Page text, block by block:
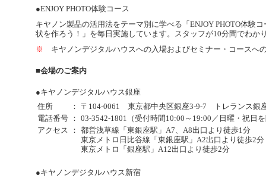
●ENJOY PHOTO体験コース
キヤノン製品の活用法をテーマ別に学べる「ENJOY PHOTO体験
状を作ろう！」を毎日実施しています。スタッフが10分間でわか
※
キヤノンデジタルハウスへの入場およびセミナー・コースへ
■会場のご案内
●キヤノンデジタルハウス銀座
住所
： 〒104-0061 東京都中央区銀座3-9-7 トレランス銀
電話番号 ： 03-3542-1801（受付時間10:00～19:00／日曜・祝日
アクセス
： 都営浅草線「東銀座駅」A7、A8出口より徒歩1分
東京メトロ日比谷線「東銀座駅」A2出口より徒歩2分
東京メトロ「銀座駅」A12出口より徒歩2分
●キヤノンデジタルハウス新宿